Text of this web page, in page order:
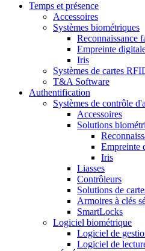
Temps et présence
Accessoires
Systèmes biométriques
Reconnaissance
Empreinte
Iris
Systèmes de cartes
T&A Software
Authentification
Systèmes de contrôle
Accessoires
Solutions
Empreinte
Iris
Liasses
Contrôleurs
Solutions de
Armoires à clés
SmartLocks
Logiciel biométrique
Logiciel de
Logiciel de